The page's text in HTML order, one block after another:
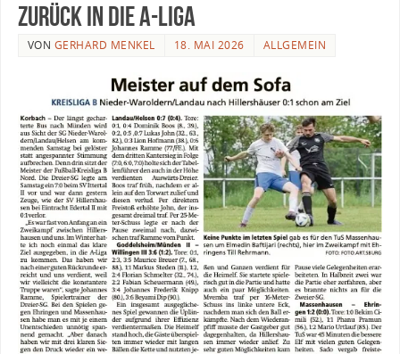
zurück in die A-Liga
VON GERHARD MENKEL 18. MAI 2026 ALLGEMEIN